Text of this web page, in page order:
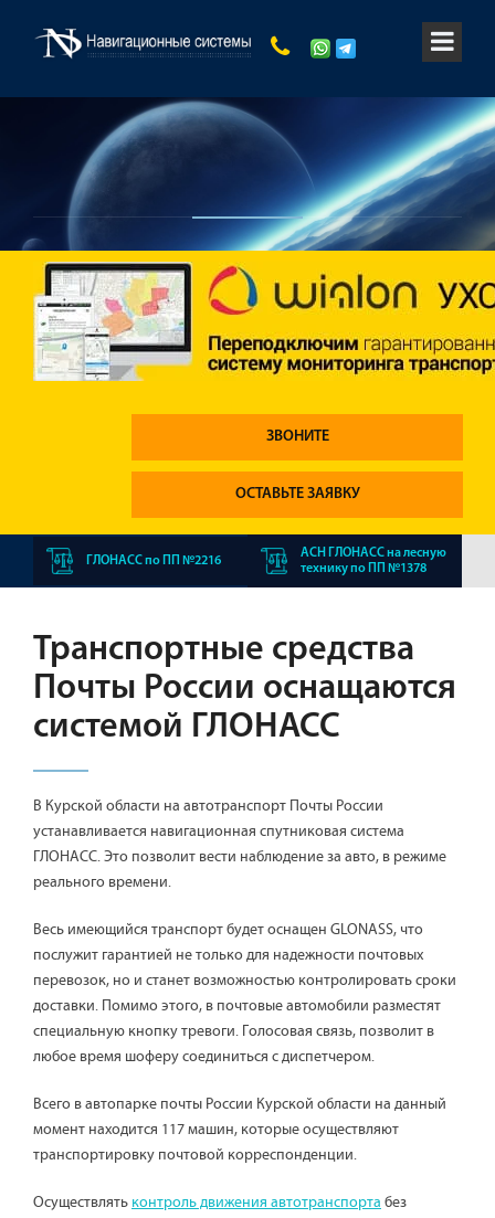
ЗВОНИТЕ
ОСТАВЬТЕ ЗАЯВКУ
ГЛОНАСС по ПП №2216
АСН ГЛОНАСС на лесную
технику по ПП №1378
Транспортные средства
Почты России оснащаются
системой ГЛОНАСС
В Курской области на автотранспорт Почты России
устанавливается навигационная спутниковая система
ГЛОНАСС. Это позволит вести наблюдение за авто, в режиме
реального времени.
Весь имеющийся транспорт будет оснащен GLONASS, что
послужит гарантией не только для надежности почтовых
перевозок, но и станет возможностью контролировать сроки
доставки. Помимо этого, в почтовые автомобили разместят
специальную кнопку тревоги. Голосовая связь, позволит в
любое время шоферу соединиться с диспетчером.
Всего в автопарке почты России Курской области на данный
момент находится 117 машин, которые осуществляют
транспортировку почтовой корреспонденции.
Осуществлять контроль движения автотранспорта без